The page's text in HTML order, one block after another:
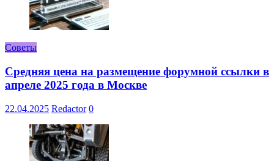
Советы
Средняя цена на размещение форумной ссылки в
апреле 2025 года в Москве
22.04.2025 Redactor 0